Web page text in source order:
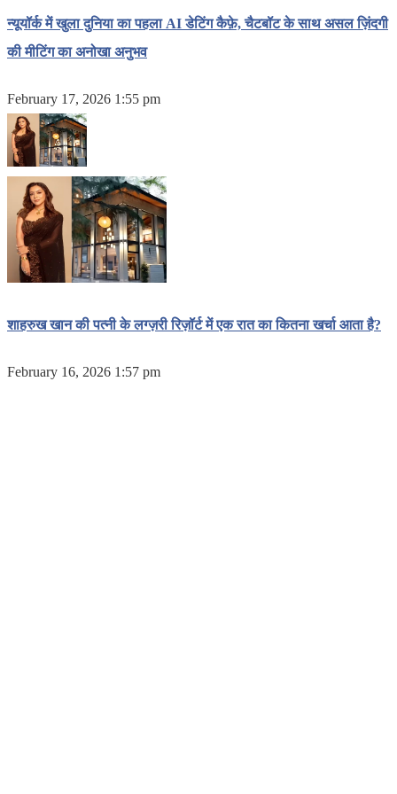
न्यूयॉर्क में खुला दुनिया का पहला AI डेटिंग कैफ़े, चैटबॉट के साथ असल ज़िंदगी
की मीटिंग का अनोखा अनुभव
February 17, 2026 1:55 pm
शाहरुख खान की पत्नी के लग्ज़री रिज़ॉर्ट में एक रात का कितना खर्चा आता है?
February 16, 2026 1:57 pm